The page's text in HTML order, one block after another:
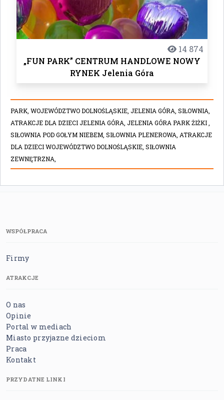
14 874
„FUN PARK” CENTRUM HANDLOWE NOWY
RYNEK Jelenia Góra
PARK, WOJEWÓDZTWO DOLNOŚLĄSKIE, JELENIA GÓRA, SIŁOWNIA,
ATRAKCJE DLA DZIECI JELENIA GÓRA, JELENIA GÓRA PARK ŻIŻKI ,
SIŁOWNIA POD GOŁYM NIEBEM, SIŁOWNIA PLENEROWA, ATRAKCJE
DLA DZIECI WOJEWÓDZTWO DOLNOŚLĄSKIE, SIŁOWNIA
ZEWNĘTRZNA,
WSPÓŁPRACA
Firmy
ATRAKCJE
O nas
Opinie
Portal w mediach
Miasto przyjazne dzieciom
Praca
Kontakt
PRZYDATNE LINKI